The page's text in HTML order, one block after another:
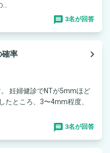
3名が回答
率
navigate_next
妊婦健診でNTが5mmほど
たところ、3〜4mm程度、
3名が回答